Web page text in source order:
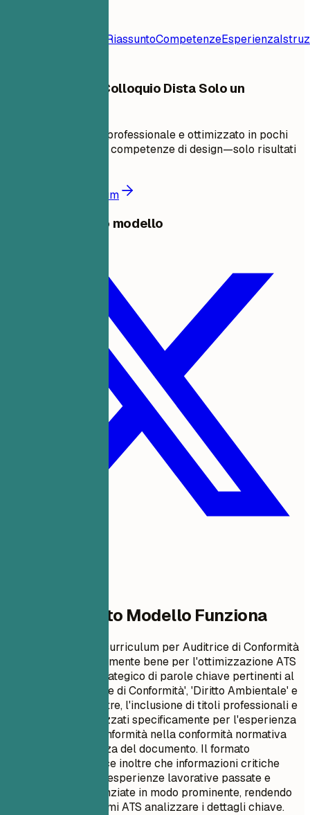
RiassuntoCompetenzeEsperienza
Il Tuo Prossimo Colloquio Dista Solo un
Crea un curriculum professionale e ottimizzato in pochi
minuti. Non servono competenze di design—solo risultati
Crea il mio curriculum
Condividi questo modello
Perché Questo Modello Funziona
Questo esempio di curriculum per Auditrice di Conformità
funziona eccezionalmente bene per l'ottimizzazione ATS
grazie al suo uso strategico di parole chiave pertinenti al
ruolo come 'Auditrice di Conformità', 'Diritto Ambientale' e
'Cybersecurity'. Inoltre, l'inclusione di titoli professionali e
riepiloghi personalizzati specificamente per l'esperienza
di un'Auditrice di Conformità nella conformità normativa
migliora la pertinenza del documento. Il formato
strutturato garantisce inoltre che informazioni critiche
come certificazioni, esperienze lavorative passate e
risultati siano evidenziate in modo prominente, rendendo
più facile per i sistemi ATS analizzare i dettagli chiave.